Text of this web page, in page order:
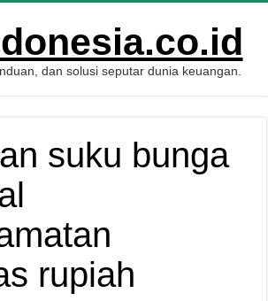
dan solusi seputar dunia keuangan.
suku bunga
rupiah